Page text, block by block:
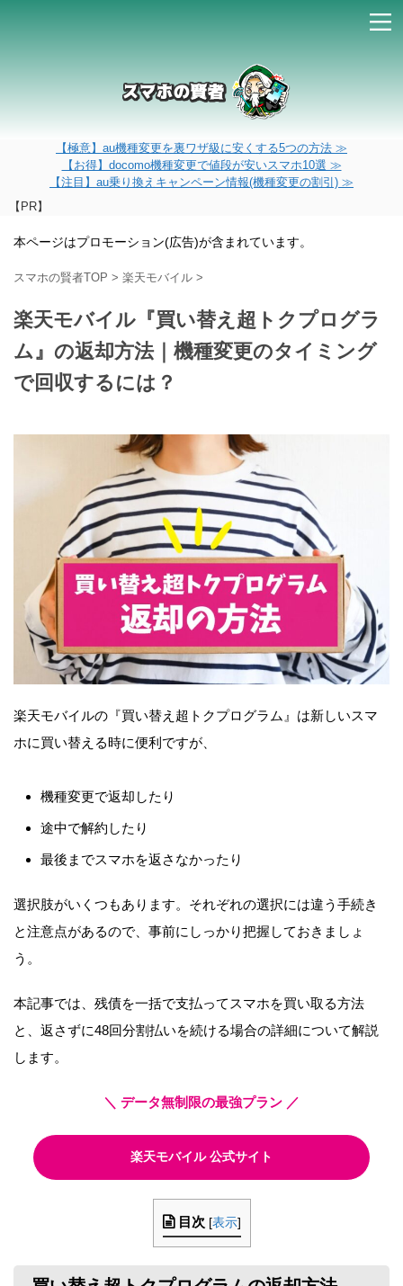
【極意】au機種変更を裏ワザ級に安くする5つの方法 ≫
【お得】docomo機種変更で値段が安いスマホ10選 ≫
【注目】au乗り換えキャンペーン情報(機種変更の割引) ≫
【PR】
本ページはプロモーション(広告)が含まれています。
スマホの賢者TOP > 楽天モバイル >
楽天モバイル『買い替え超トクプログラ
ム』の返却方法｜機種変更のタイミング
で回収するには？
楽天モバイルの『買い替え超トクプログラム』は新しいスマ
ホに買い替える時に便利ですが、
機種変更で返却したり
途中で解約したり
最後までスマホを返さなかったり
選択肢がいくつもあります。それぞれの選択には違う手続き
と注意点があるので、事前にしっかり把握しておきましょ
う。
本記事では、残債を一括で支払ってスマホを買い取る方法
と、返さずに48回分割払いを続ける場合の詳細について解説
します。
＼ データ無制限の最強プラン ／
楽天モバイル 公式サイト
目次 [表示]